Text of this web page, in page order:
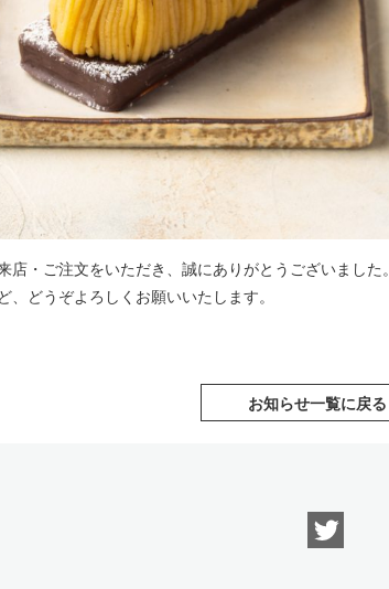
店・ご注文をいただき、誠にありがとうございました。
どうぞよろしくお願いいたします。
お知らせ一覧に戻る